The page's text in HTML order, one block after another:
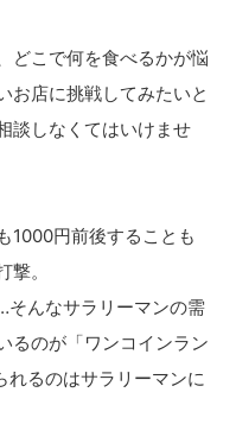
どこで何を食べるかが悩
お店に挑戦してみたいと
談しなくてはいけませ
1000円前後することも
。
んなサラリーマンの需
るのが「ワンコインラン
るのはサラリーマンに